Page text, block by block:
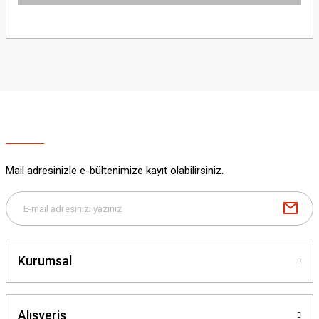
yetersiz gördüğünüz noktaları öneri formunu kullanarak tarafımıza
Bu ürüne benzer farklı alternatifler olmalı.
Mail adresinizle e-bültenimize kayıt olabilirsiniz.
Kurumsal
Alışveriş